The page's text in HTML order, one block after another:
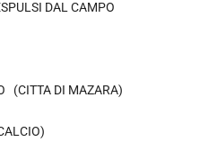
DAL CAMPO
(CITTA DI MAZARA)